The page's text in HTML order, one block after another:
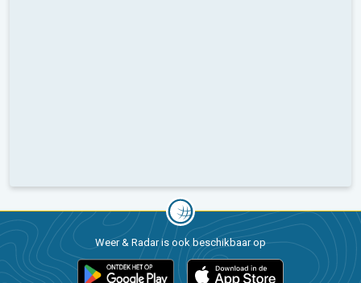
Weer & Radar is ook beschikbaar op